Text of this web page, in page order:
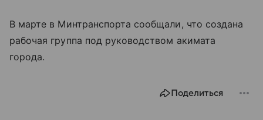
В марте в Минтранспорта сообщали, что создана
рабочая группа под руководством акимата
города.
Поделиться